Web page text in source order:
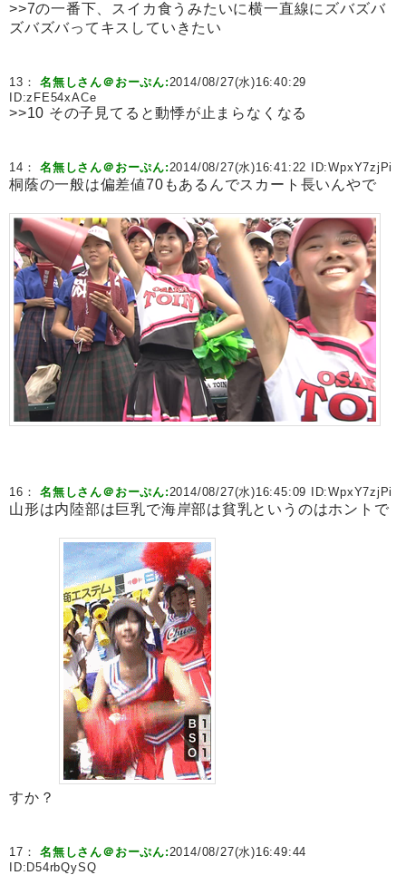
>>7の一番下、スイカ食うみたいに横一直線にズバズバ
ズバズバってキスしていきたい
13：名無しさん＠おーぷん:2014/08/27(水)16:40:29
ID:zFE54xACe
>>10 その子見てると動悸が止まらなくなる
14：名無しさん＠おーぷん:2014/08/27(水)16:41:22 ID:WpxY7zjPi
桐蔭の一般は偏差値70もあるんでスカート長いんやで
16：名無しさん＠おーぷん:2014/08/27(水)16:45:09 ID:WpxY7zjPi
山形は内陸部は巨乳で海岸部は貧乳というのはホントで
すか？
17：名無しさん＠おーぷん:2014/08/27(水)16:49:44
ID: D54rbQySQ